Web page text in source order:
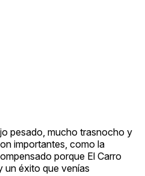
pesado, mucho trasnocho y
importantes, como la
porque El Carro
un éxito que venías